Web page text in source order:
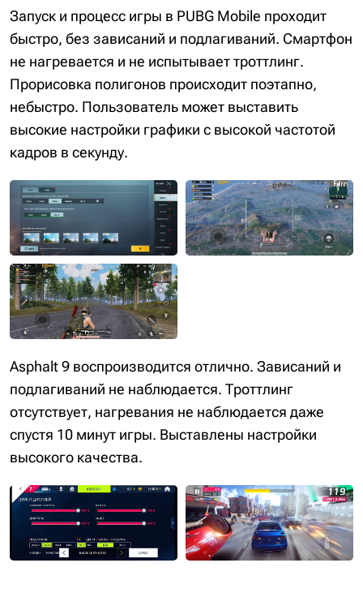
Запуск и процесс игры в PUBG Mobile проходит
быстро, без зависаний и подлагиваний. Смартфон
не нагревается и не испытывает троттлинг.
Прорисовка полигонов происходит поэтапно,
небыстро. Пользователь может выставить
высокие настройки графики с высокой частотой
кадров в секунду.
Asphalt 9 воспроизводится отлично. Зависаний и
подлагиваний не наблюдается. Троттлинг
отсутствует, нагревания не наблюдается даже
спустя 10 минут игры. Выставлены настройки
высокого качества.